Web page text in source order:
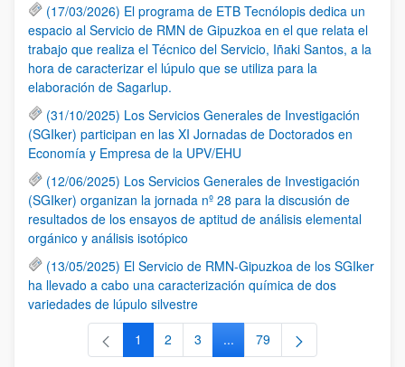
(17/03/2026) El programa de ETB Tecnólopis dedica un
espacio al Servicio de RMN de Gipuzkoa en el que relata el
trabajo que realiza el Técnico del Servicio, Iñaki Santos, a la
hora de caracterizar el lúpulo que se utiliza para la
elaboración de Sagarlup.
(31/10/2025) Los Servicios Generales de Investigación
(SGIker) participan en las XI Jornadas de Doctorados en
Economía y Empresa de la UPV/EHU
(12/06/2025) Los Servicios Generales de Investigación
(SGIker) organizan la jornada nº 28 para la discusión de
resultados de los ensayos de aptitud de análisis elemental
orgánico y análisis isotópico
(13/05/2025) El Servicio de RMN-Gipuzkoa de los SGIker
ha llevado a cabo una caracterización química de dos
variedades de lúpulo silvestre
Página
1 Página
2 Página
3 ...Páginas intermedias Use TAB
Página
79